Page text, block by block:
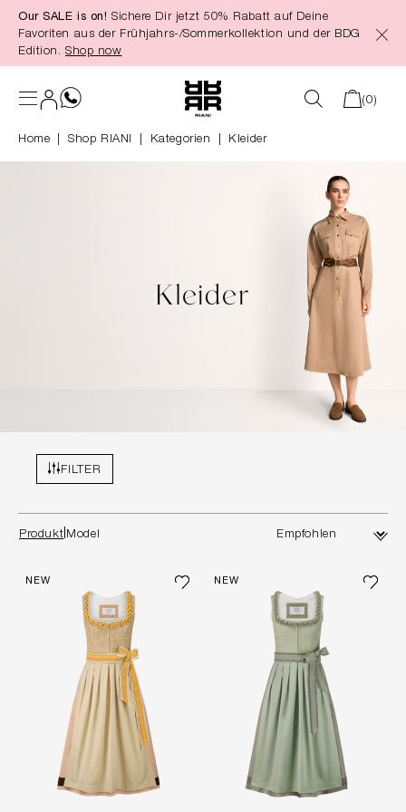
springen
Our SALE is on! Sichere Dir jetzt 50% Rabatt auf Deine
Favoriten aus der Frühjahrs-/Sommerkollektion und der BDG
Edition. Shop now
(0)
Home Shop RIANI Kategorien Kleider
Kleider
FILTER
Produkt Model
NEW NEW